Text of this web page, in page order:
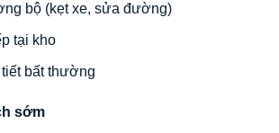
bộ (kẹt xe, sửa đường)
tại kho
bất thường
sớm